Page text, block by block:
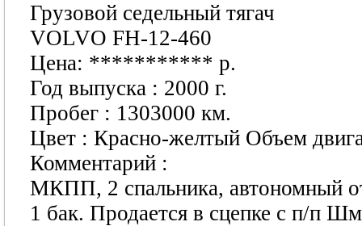
Грузовой седельный тягач
VOLVO FH-12-460
Цена: *********** р.
Год выпуска : 2000 г.
Пробег : 1303000 км.
Цвет : Красно-желтый Объем
Комментарий :
МКПП, 2 спальника, автономный
1 бак. Продается в сцепке с п/п